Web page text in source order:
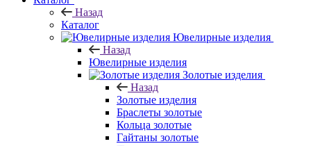
Назад
Каталог
Ювелирные изделия
Назад
Ювелирные изделия
Золотые изделия
Назад
Золотые изделия
Браслеты золотые
Кольца золотые
Гайтаны золотые